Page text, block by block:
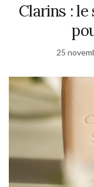
Clarins :
25